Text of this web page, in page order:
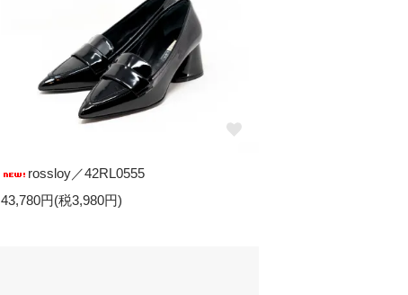
rossloy／42RL0555
43,780円(税3,980円)